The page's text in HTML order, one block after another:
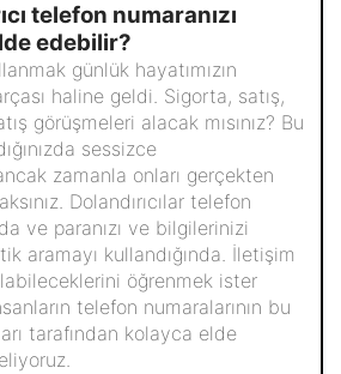
telefon numaranızı
edebilir?
günlük hayatımızın
haline geldi. Sigorta, satış,
görüşmeleri alacak mısınız? Bu
sessizce
zamanla onları gerçekten
Dolandırıcılar telefon
ve paranızı ve bilgilerinizi
aramayı kullandığında. İletişim
öğrenmek ister
telefon numaralarının bu
tarafından kolayca elde